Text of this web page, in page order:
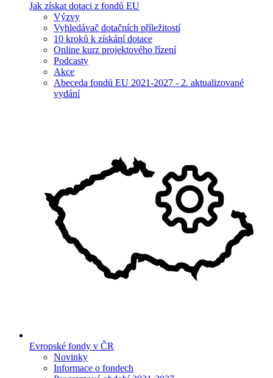
Jak získat dotaci z fondů EU
Výzvy
Vyhledávač dotačních příležitostí
10 kroků k získání dotace
Online kurz projektového řízení
Podcasty
Akce
Abeceda fondů EU 2021-2027 - 2. aktualizované
vydání
Evropské fondy v ČR
Novinky
Informace o fondech